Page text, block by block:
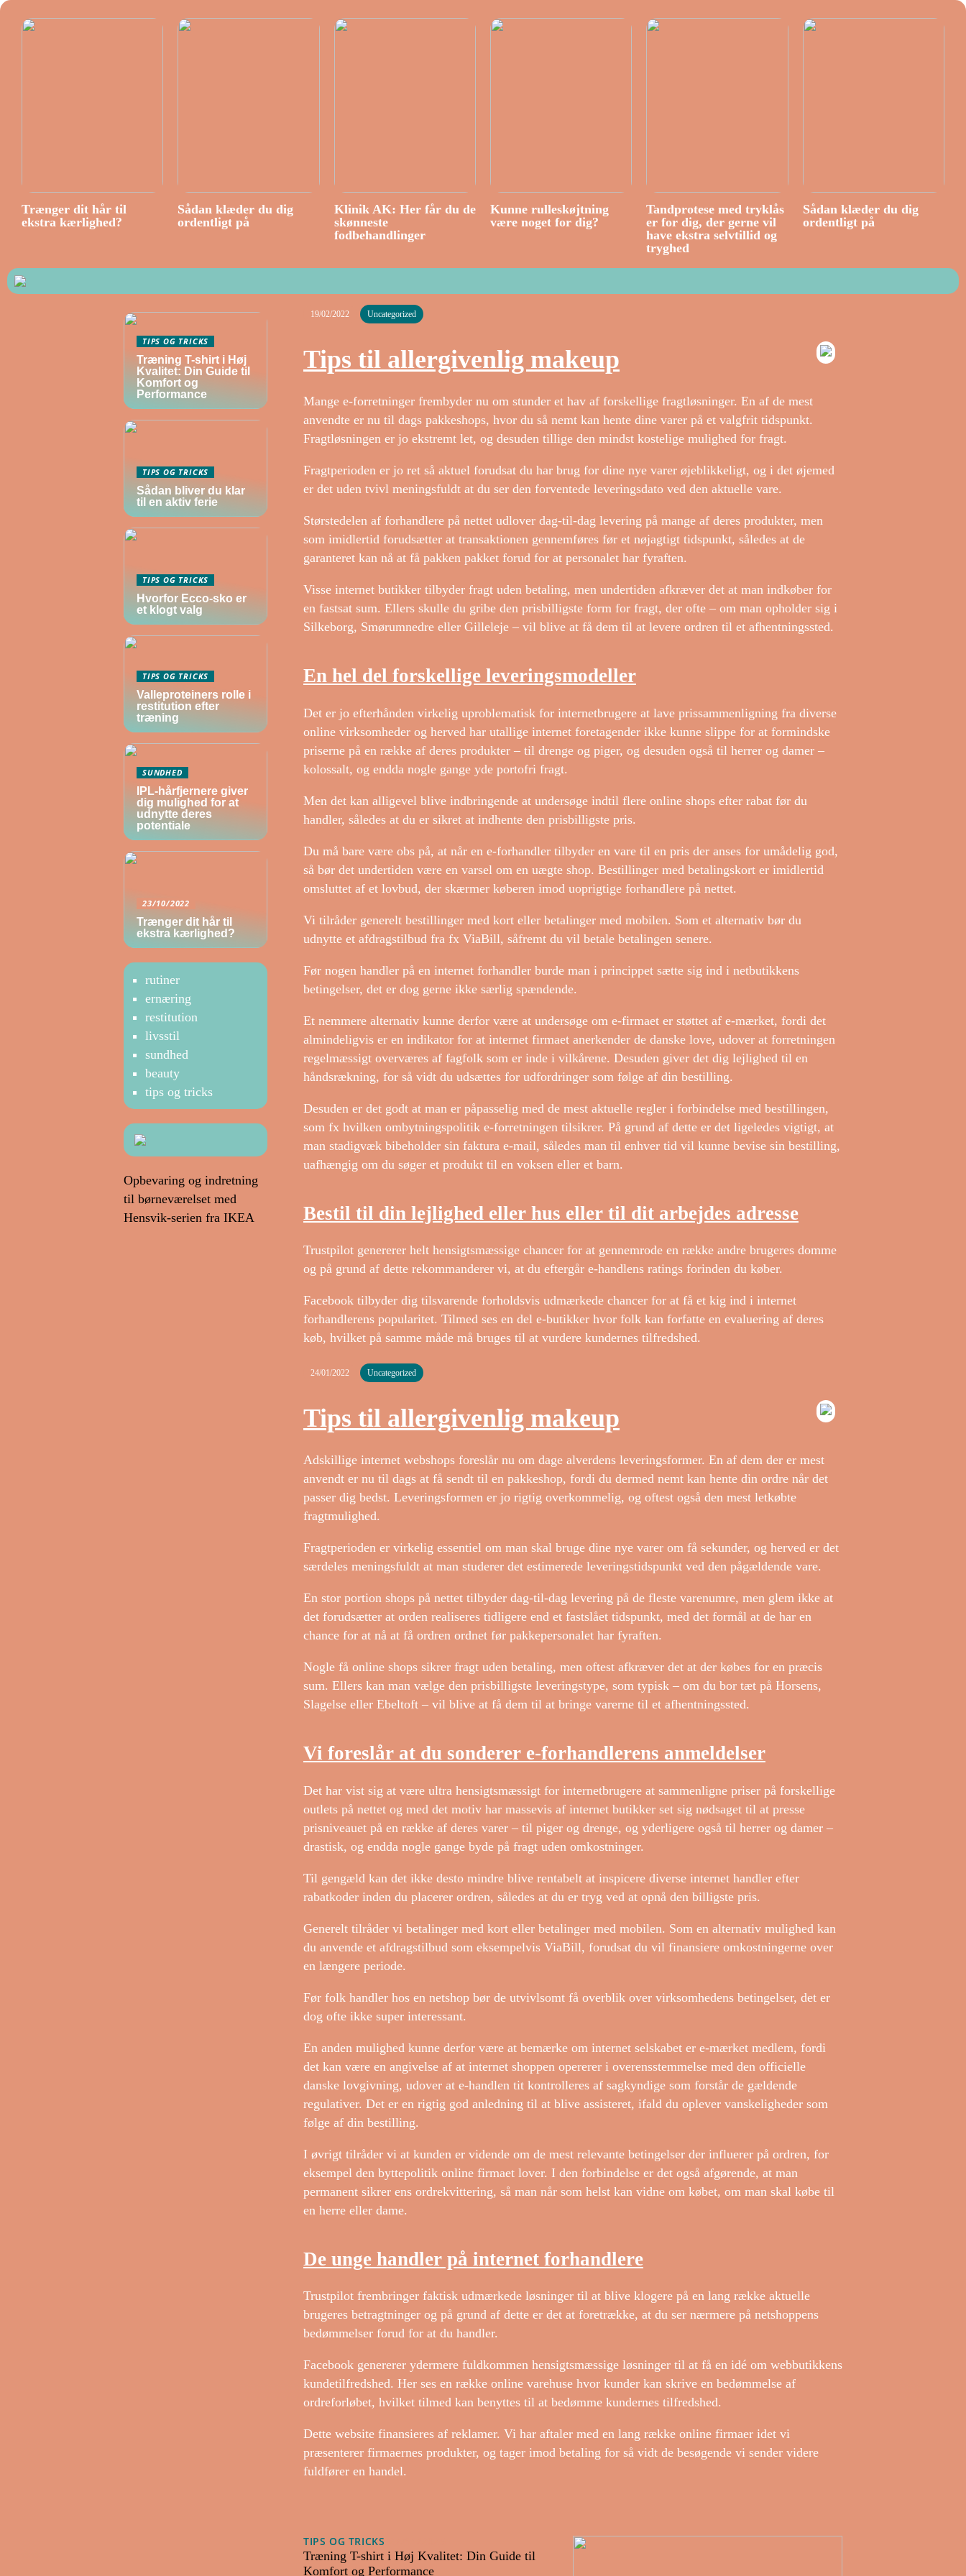
Trænger dit hår til
ekstra kærlighed?
Sådan klæder du dig
ordentligt på
Klinik AK: Her får du de
skønneste
fodbehandlinger
Kunne rulleskøjtning
være noget for dig?
Tandprotese med tryklås
er for dig, der gerne vil
have ekstra selvtillid og
tryghed
Sådan klæder du dig
ordentligt på
19/02/2022 Uncategorized
Tips til allergivenlig makeup
Mange e-forretninger frembyder nu om stunder et hav af forskellige fragtløsninger. En af de mest
anvendte er nu til dags pakkeshops, hvor du så nemt kan hente dine varer på et valgfrit tidspunkt.
Fragtløsningen er jo ekstremt let, og desuden tillige den mindst kostelige mulighed for fragt.
Fragtperioden er jo ret så aktuel forudsat du har brug for dine nye varer øjeblikkeligt, og i det øjemed
er det uden tvivl meningsfuldt at du ser den forventede leveringsdato ved den aktuelle vare.
Størstedelen af forhandlere på nettet udlover dag-til-dag levering på mange af deres produkter, men
som imidlertid forudsætter at transaktionen gennemføres før et nøjagtigt tidspunkt, således at de
garanteret kan nå at få pakken pakket forud for at personalet har fyraften.
Visse internet butikker tilbyder fragt uden betaling, men undertiden afkræver det at man indkøber for
en fastsat sum. Ellers skulle du gribe den prisbilligste form for fragt, der ofte – om man opholder sig i
Silkeborg, Smørumnedre eller Gilleleje – vil blive at få dem til at levere ordren til et afhentningssted.
En hel del forskellige leveringsmodeller
Det er jo efterhånden virkelig uproblematisk for internetbrugere at lave prissammenligning fra diverse
online virksomheder og herved har utallige internet foretagender ikke kunne slippe for at formindske
priserne på en række af deres produkter – til drenge og piger, og desuden også til herrer og damer –
kolossalt, og endda nogle gange yde portofri fragt.
Men det kan alligevel blive indbringende at undersøge indtil flere online shops efter rabat før du
handler, således at du er sikret at indhente den prisbilligste pris.
Du må bare være obs på, at når en e-forhandler tilbyder en vare til en pris der anses for umådelig god,
så bør det undertiden være en varsel om en uægte shop. Bestillinger med betalingskort er imidlertid
omsluttet af et lovbud, der skærmer køberen imod uoprigtige forhandlere på nettet.
Vi tilråder generelt bestillinger med kort eller betalinger med mobilen. Som et alternativ bør du
udnytte et afdragstilbud fra fx ViaBill, såfremt du vil betale betalingen senere.
Før nogen handler på en internet forhandler burde man i princippet sætte sig ind i netbutikkens
betingelser, det er dog gerne ikke særlig spændende.
Et nemmere alternativ kunne derfor være at undersøge om e-firmaet er støttet af e-mærket, fordi det
almindeligvis er en indikator for at internet firmaet anerkender de danske love, udover at forretningen
regelmæssigt overværes af fagfolk som er inde i vilkårene. Desuden giver det dig lejlighed til en
håndsrækning, for så vidt du udsættes for udfordringer som følge af din bestilling.
Desuden er det godt at man er påpasselig med de mest aktuelle regler i forbindelse med bestillingen,
som fx hvilken ombytningspolitik e-forretningen tilsikrer. På grund af dette er det ligeledes vigtigt, at
man stadigvæk bibeholder sin faktura e-mail, således man til enhver tid vil kunne bevise sin bestilling,
uafhængig om du søger et produkt til en voksen eller et barn.
Bestil til din lejlighed eller hus eller til dit arbejdes adresse
Trustpilot genererer helt hensigtsmæssige chancer for at gennemrode en række andre brugeres domme
og på grund af dette rekommanderer vi, at du eftergår e-handlens ratings forinden du køber.
Facebook tilbyder dig tilsvarende forholdsvis udmærkede chancer for at få et kig ind i internet
forhandlerens popularitet. Tilmed ses en del e-butikker hvor folk kan forfatte en evaluering af deres
køb, hvilket på samme måde må bruges til at vurdere kundernes tilfredshed.
24/01/2022 Uncategorized
Tips til allergivenlig makeup
Adskillige internet webshops foreslår nu om dage alverdens leveringsformer. En af dem der er mest
anvendt er nu til dags at få sendt til en pakkeshop, fordi du dermed nemt kan hente din ordre når det
passer dig bedst. Leveringsformen er jo rigtig overkommelig, og oftest også den mest letkøbte
fragtmulighed.
Fragtperioden er virkelig essentiel om man skal bruge dine nye varer om få sekunder, og herved er det
særdeles meningsfuldt at man studerer det estimerede leveringstidspunkt ved den pågældende vare.
En stor portion shops på nettet tilbyder dag-til-dag levering på de fleste varenumre, men glem ikke at
det forudsætter at orden realiseres tidligere end et fastslået tidspunkt, med det formål at de har en
chance for at nå at få ordren ordnet før pakkepersonalet har fyraften.
Nogle få online shops sikrer fragt uden betaling, men oftest afkræver det at der købes for en præcis
sum. Ellers kan man vælge den prisbilligste leveringstype, som typisk – om du bor tæt på Horsens,
Slagelse eller Ebeltoft – vil blive at få dem til at bringe varerne til et afhentningssted.
Vi foreslår at du sonderer e-forhandlerens anmeldelser
Det har vist sig at være ultra hensigtsmæssigt for internetbrugere at sammenligne priser på forskellige
outlets på nettet og med det motiv har massevis af internet butikker set sig nødsaget til at presse
prisniveauet på en række af deres varer – til piger og drenge, og yderligere også til herrer og damer –
drastisk, og endda nogle gange byde på fragt uden omkostninger.
Til gengæld kan det ikke desto mindre blive rentabelt at inspicere diverse internet handler efter
rabatkoder inden du placerer ordren, således at du er tryg ved at opnå den billigste pris.
Generelt tilråder vi betalinger med kort eller betalinger med mobilen. Som en alternativ mulighed kan
du anvende et afdragstilbud som eksempelvis ViaBill, forudsat du vil finansiere omkostningerne over
en længere periode.
Før folk handler hos en netshop bør de utvivlsomt få overblik over virksomhedens betingelser, det er
dog ofte ikke super interessant.
En anden mulighed kunne derfor være at bemærke om internet selskabet er e-mærket medlem, fordi
det kan være en angivelse af at internet shoppen opererer i overensstemmelse med den officielle
danske lovgivning, udover at e-handlen tit kontrolleres af sagkyndige som forstår de gældende
regulativer. Det er en rigtig god anledning til at blive assisteret, ifald du oplever vanskeligheder som
følge af din bestilling.
I øvrigt tilråder vi at kunden er vidende om de mest relevante betingelser der influerer på ordren, for
eksempel den byttepolitik online firmaet lover. I den forbindelse er det også afgørende, at man
permanent sikrer ens ordrekvittering, så man når som helst kan vidne om købet, om man skal købe til
en herre eller dame.
De unge handler på internet forhandlere
Trustpilot frembringer faktisk udmærkede løsninger til at blive klogere på en lang række aktuelle
brugeres betragtninger og på grund af dette er det at foretrække, at du ser nærmere på netshoppens
bedømmelser forud for at du handler.
Facebook genererer ydermere fuldkommen hensigtsmæssige løsninger til at få en idé om webbutikkens
kundetilfredshed. Her ses en række online varehuse hvor kunder kan skrive en bedømmelse af
ordreforløbet, hvilket tilmed kan benyttes til at bedømme kundernes tilfredshed.
Dette website finansieres af reklamer. Vi har aftaler med en lang række online firmaer idet vi
præsenterer firmaernes produkter, og tager imod betaling for så vidt de besøgende vi sender videre
fuldfører en handel.
TIPS OG TRICKS
Træning T-shirt i Høj Kvalitet: Din Guide til
Komfort og Performance
TIPS OG TRICKS
Træning T-shirt i Høj
Kvalitet: Din Guide til
Komfort og
Performance
TIPS OG TRICKS
Sådan bliver du klar
til en aktiv ferie
TIPS OG TRICKS
Hvorfor Ecco-sko er
et klogt valg
TIPS OG TRICKS
Valleproteiners rolle i
restitution efter
træning
SUNDHED
IPL-hårfjernere giver
dig mulighed for at
udnytte deres
potentiale
23/10/2022
Trænger dit hår til
ekstra kærlighed?
rutiner
ernæring
restitution
livsstil
sundhed
beauty
tips og tricks
Opbevaring og indretning
til børneværelset med
Hensvik-serien fra IKEA